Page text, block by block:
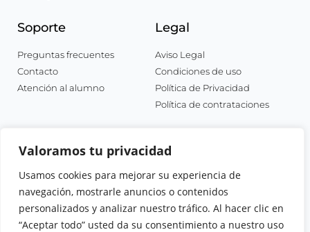
Valoramos tu privacidad
Usamos cookies para mejorar su experiencia de
navegación, mostrarle anuncios o contenidos
personalizados y analizar nuestro tráfico. Al hacer clic en
“Aceptar todo” usted da su consentimiento a nuestro uso
Soporte
Preguntas frecuentes
Contacto
Atención al alumno
Legal
Aviso Legal
Condiciones de uso
Política de Privacidad
Política de contrataciones